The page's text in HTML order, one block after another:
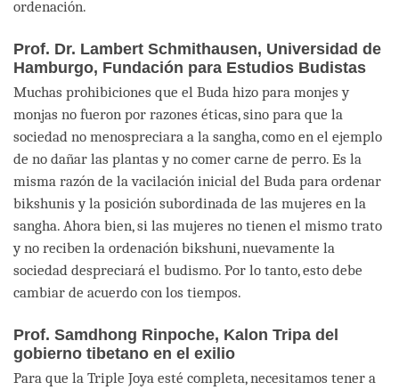
ordenación.
Prof. Dr. Lambert Schmithausen, Universidad de
Hamburgo, Fundación para Estudios Budistas
Muchas prohibiciones que el Buda hizo para monjes y
monjas no fueron por razones éticas, sino para que la
sociedad no menospreciara a la sangha, como en el ejemplo
de no dañar las plantas y no comer carne de perro. Es la
misma razón de la vacilación inicial del Buda para ordenar
bikshunis y la posición subordinada de las mujeres en la
sangha. Ahora bien, si las mujeres no tienen el mismo trato
y no reciben la ordenación bikshuni, nuevamente la
sociedad despreciará el budismo. Por lo tanto, esto debe
cambiar de acuerdo con los tiempos.
Prof. Samdhong Rinpoche, Kalon Tripa del
gobierno tibetano en el exilio
Para que la Triple Joya esté completa, necesitamos tener a